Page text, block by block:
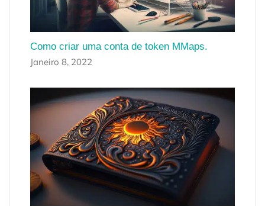
Como criar uma conta de token MMaps.
Janeiro 8, 2022